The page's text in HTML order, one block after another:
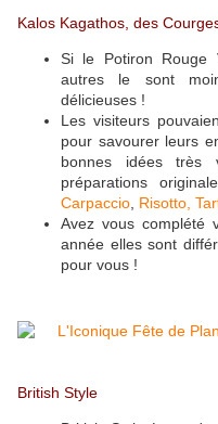
Kalos Kagathos, des
Si le Potiron Rouge
autres le sont
délicieuses !
Les visiteurs
pour savourer leurs
bonnes idées très
préparations
Carpaccio Risotto,
Avez vous complété
année elles sont
pour vous !
British Style